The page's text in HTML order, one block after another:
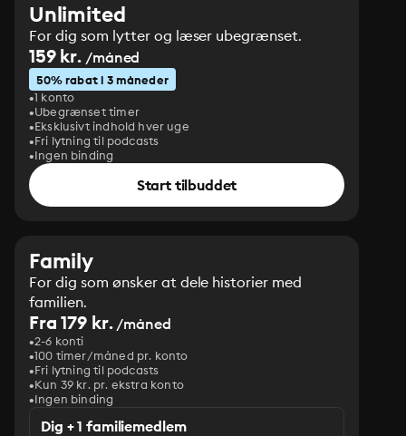
Unlimited
For dig som lytter og læser ubegrænset.
159 kr. /måned
50% rabat i 3 måneder
1 konto
Ubegrænset timer
Eksklusivt indhold hver uge
Fri lytning til podcasts
Ingen binding
Start tilbuddet
Family
For dig som ønsker at dele historier med
familien.
Fra 179 kr./måned
2-6 konti
100 timer/måned pr. konto
Fri lytning til podcasts
Kun 39 kr. pr. ekstra konto
Ingen binding
Dig + 1 familiemedlem